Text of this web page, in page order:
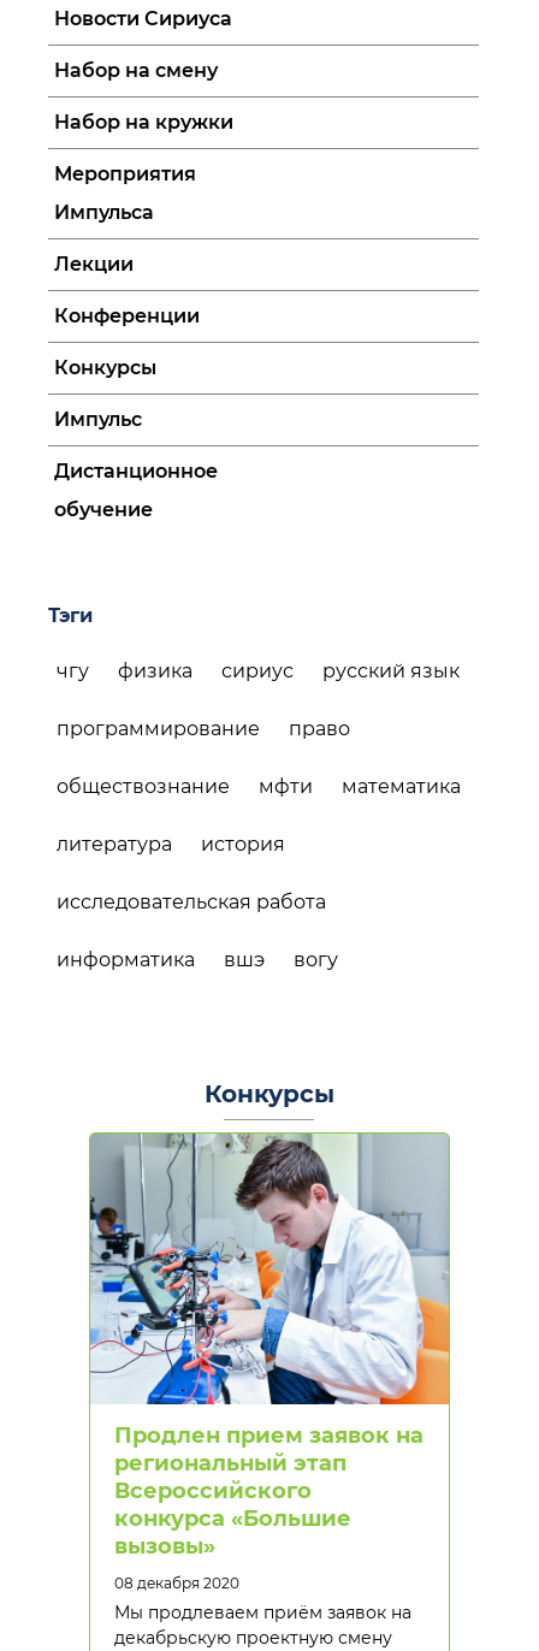
Новости Сириуса
Набор на смену
Набор на кружки
Мероприятия
Импульса
Лекции
Конференции
Конкурсы
Импульс
Дистанционное
обучение
Тэги
чгу физика сириус русский язык
программирование право
обществознание мфти математика
литература история
исследовательская работа
информатика вшэ вогу
Конкурсы
Продлен прием заявок на
региональный этап
Всероссийского
конкурса «Большие
вызовы»
08 декабря 2020
Мы продлеваем приём заявок на
декабрьскую проектную смену